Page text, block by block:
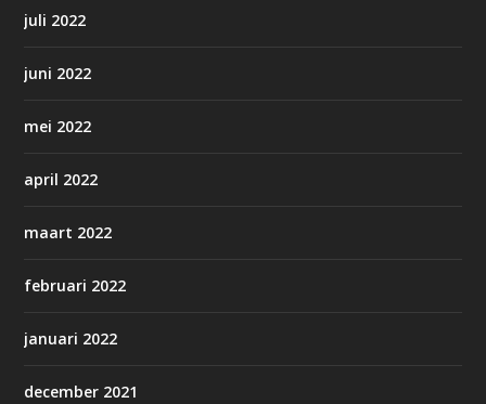
juli 2022
juni 2022
mei 2022
april 2022
maart 2022
februari 2022
januari 2022
december 2021